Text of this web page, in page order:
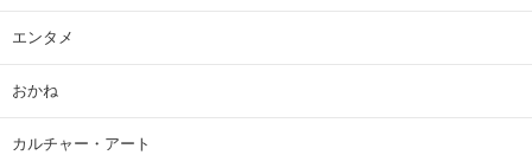
エンタメ
おかね
カルチャー・アート